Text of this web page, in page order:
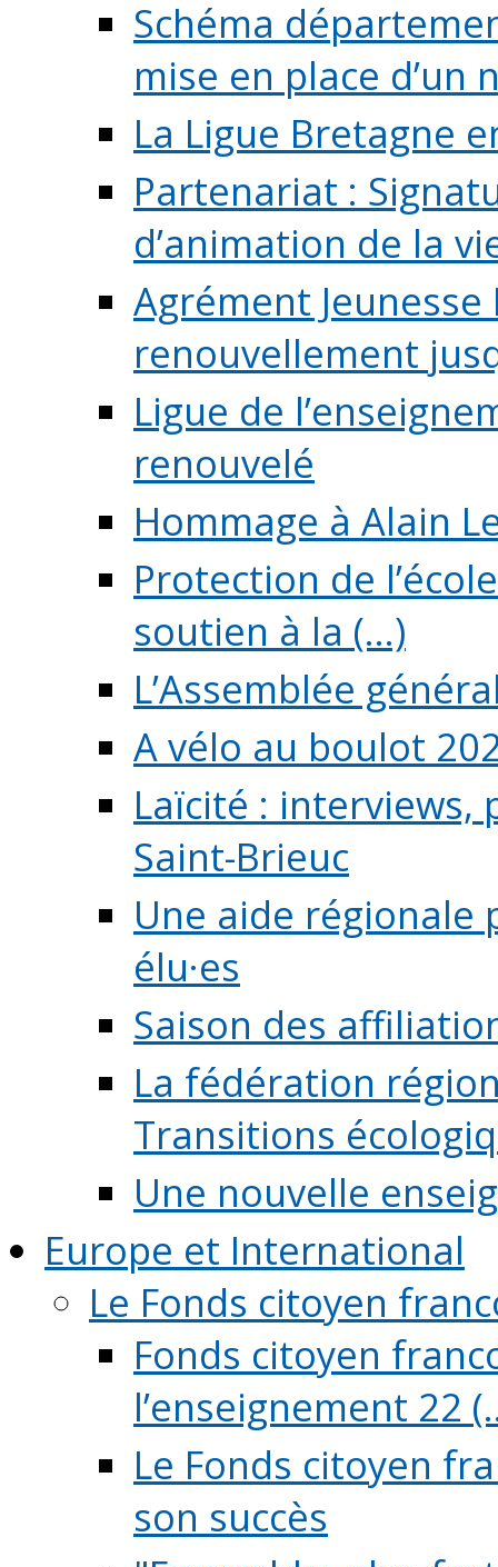
Schéma
mise en place d’un
La Ligue Bretagne
Partenariat :
d’animation de la
Agrément
renouvellement
Ligue de
renouvelé
Hommage à Alain
Protection de
soutien à la (...)
L’Assemblée
A vélo au boulot
Laïcité :
Saint-Brieuc
Une aide régionale
élu·es
Saison des
La fédération
Transitions
Une nouvelle
Europe et International
Le Fonds citoyen
Fonds citoyen
l’enseignement 22
Le Fonds citoyen
son succès